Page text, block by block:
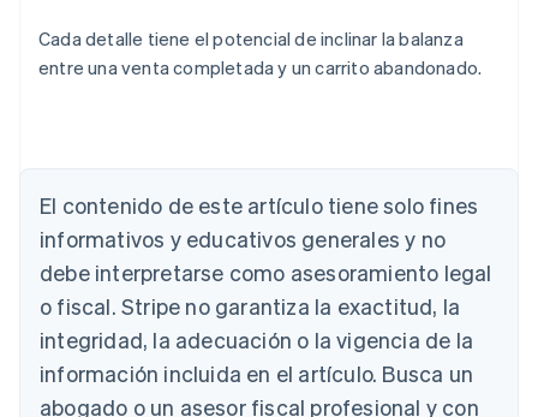
Cada detalle tiene el potencial de inclinar la balanza
entre una venta completada y un carrito abandonado.
El contenido de este artículo tiene solo fines
informativos y educativos generales y no
debe interpretarse como asesoramiento legal
o fiscal. Stripe no garantiza la exactitud, la
integridad, la adecuación o la vigencia de la
información incluida en el artículo. Busca un
abogado o un asesor fiscal profesional y con
Alemania
DeutschEnglish
Australia
Austria
DeutschEnglish
Bélgica
Nederlands FrançaisDeutsch English
Brasil